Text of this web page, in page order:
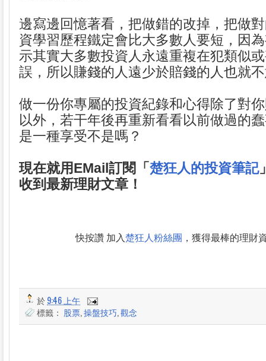
邊寫邊回憶著看，把做錯的改掉，把做
資學習歷程鐵定會比大多數人要短，因
示其實大多數投資人永遠重複在犯類似
誤，所以賺錢的人遠少於賠錢的人也就
做一份你專屬的投資紀錄和心得除了對
以外，若干年後再重新看看以前做過的
是一種享受不是嗎？
現在就用EMail訂閱「楚狂人的投資筆記
收到最新理財文章！
快按讚 加入楚狂人粉絲團 ，獲得最棒的理財
於9:46 上午
標籤： 股票,操盤技巧,觀念